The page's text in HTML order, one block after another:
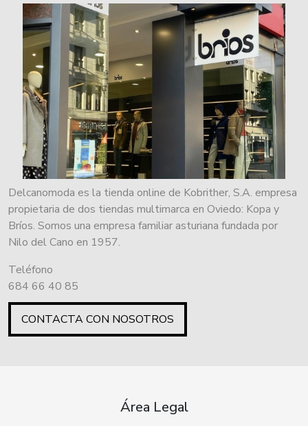
Delcanomoda es la tienda online de Kobrither, S.A. empresa
propietaria de dos tiendas multimarca en Oviedo: Kopa y
Bríos. Somos una empresa familiar asturiana fundada por
Nilo del Cano en 1957.
Teléfono
684 66 40 85
CONTACTA CON NOSOTROS
Área Legal